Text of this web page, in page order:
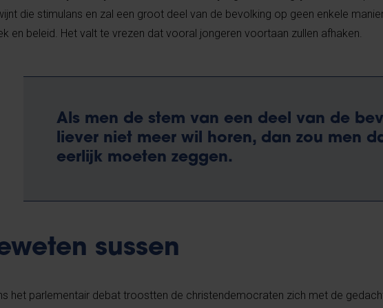
die stimulans en zal een groot deel van de bevolking op geen enkele
en beleid. Het valt te vrezen dat vooral jongeren voortaan zullen afhaken.
Als men de stem van een deel van ­de
liever niet meer wil horen, dan zou men
eerlijk moeten zeggen.
sussen
het parlementair debat troostten de christendemocraten zich met de